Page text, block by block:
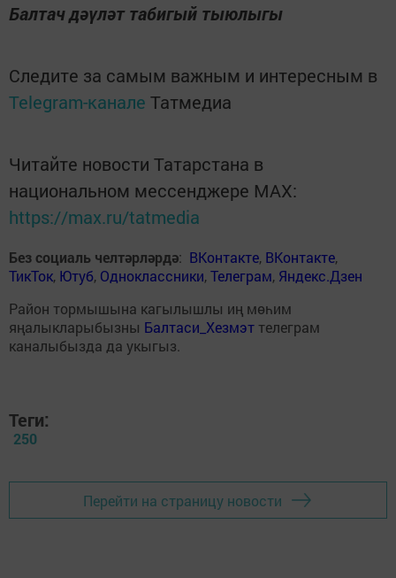
Балтач дәүләт табигый тыюлыгы
Следите за самым важным и интересным в
Telegram-канале Татмедиа
Читайте новости Татарстана в
национальном мессенджере MАХ:
https://max.ru/tatmedia
Без социаль челтәрләрдә: ВКонтакте, ВКонтакте,
ТикТок, Ютуб, Одноклассники,Телеграм, Яндекс.Дзен
Район тормышына кагылышлы иң мөһим
яңалыкларыбызны Балтаси_Хезмэт телеграм
каналыбызда да укыгыз.
Теги:
250
Перейти на страницу новости